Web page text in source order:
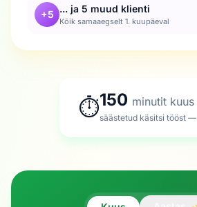
+5 ... ja 5 muud klienti
Kõik samaaegselt 1. kuupäeval
⏱150 minutit kuus
säästetud käsitsi tööst —